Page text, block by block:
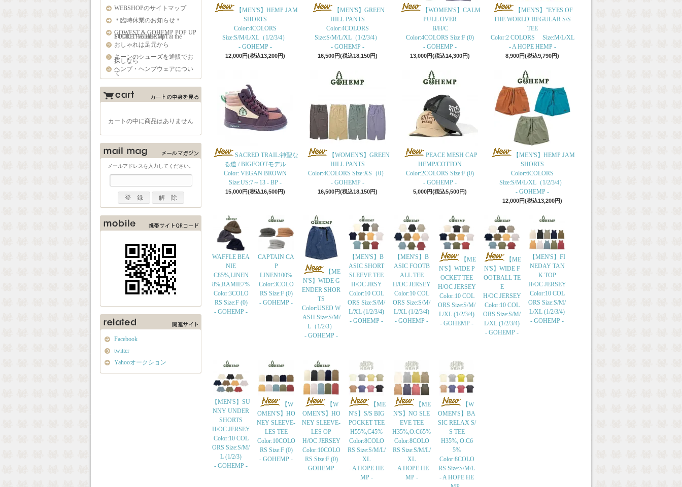
WEBSHOPのサイトマップ
＊臨時休業のお知らせ＊
GOWEST & GOHEMP POP UP
STORE "Volume Up" at the FOOL THE HERMIT
おしゃれは足元から
キーンのシューズを通販でお
探しなら
ヘンプ・ヘンプウェアについ
て
カートの中に商品はありません
メールアドレスを入力してください。
Facebook
twitter
Yahooオークション
【MEN'S】HEMP JAM
SHORTS
Color:4COLORS
Size:S/M/L/XL（1/2/3/4）
- GOHEMP -
12,000円(税込13,200円)
【MEN'S】GREEN
HILL PANTS
Color:4COLORS
Size:S/M/L/XL（1/2/3/4）
- GOHEMP -
16,500円(税込18,150円)
【WOMEN'S】CALM
PULL OVER
B/H/C
Color:4COLORS Size:F (0)
- GOHEMP -
13,000円(税込14,300円)
【MEN'S】"EYES OF
THE WORLD"REGULAR S/S
TEE
Color:2 COLORS Size:M/L/XL
- A HOPE HEMP -
8,900円(税込9,790円)
SACRED TRAIL:神聖な
る道 / BIGFOOTモデル
Color: VEGAN BROWN
Size:US:7～13 - BP -
15,000円(税込16,500円)
【WOMEN'S】GREEN
HILL PANTS
Color:4COLORS Size:XS（0）
- GOHEMP -
16,500円(税込18,150円)
PEACE MESH CAP
HEMP/COTTON
Color:2COLORS Size:F (0)
- GOHEMP -
5,000円(税込5,500円)
【MEN'S】HEMP JAM
SHORTS
Color:6COLORS
Size:S/M/L/XL（1/2/3/4）
- GOHEMP -
12,000円(税込13,200円)
WAFFLE BEA
NIE
C85%,LINEN
8%,RAMIE7%
Color:3COLO
RS Size:F (0)
- GOHEMP -
CAPTAIN CA
P
LINEN100%
Color:3COLO
RS Size:F (0)
- GOHEMP -
【ME
N'S】WIDE G
ENDER SHOR
TS
Color:USED W
ASH Size:S/M/
L（1/2/3）
- GOHEMP -
【MEN'S】B
ASIC SHORT
SLEEVE TEE
H/OC JRSY
Color:10 COL
ORS Size:S/M/
L/XL (1/2/3/4)
- GOHEMP -
【MEN'S】B
ASIC FOOTB
ALL TEE
H/OC JERSEY
Color:10 COL
ORS Size:S/M/
L/XL (1/2/3/4)
- GOHEMP -
【ME
N'S】WIDE P
OCKET TEE
H/OC JERSEY
Color:10 COL
ORS Size:S/M/
L/XL (1/2/3/4)
- GOHEMP -
【ME
N'S】WIDE F
OOTBALL TE
E
H/OC JERSEY
Color:10 COL
ORS Size:S/M/
L/XL (1/2/3/4)
- GOHEMP -
【MEN'S】FI
NEDAY TAN
K TOP
H/OC JERSEY
Color:10 COL
ORS Size:S/M/
L/XL (1/2/3/4)
- GOHEMP -
【MEN'S】SU
NNY UNDER
SHORTS
H/OC JERSEY
Color:10 COL
ORS Size:S/M/
L (1/2/3)
- GOHEMP -
【W
OMEN'S】HO
NEY SLEEVE-
LES TEE
Color:10COLO
RS Size:F (0)
- GOHEMP -
【W
OMEN'S】HO
NEY SLEEVE-
LES OP
H/OC JERSEY
Color:10COLO
RS Size:F (0)
- GOHEMP -
【ME
N'S】S/S BIG
POCKET TEE
H55%,C45%
Color:8COLO
RS Size:S/M/L/
XL
- A HOPE HE
MP -
【ME
N'S】NO SLE
EVE TEE
H35%,O.C65%
Color:8COLO
RS Size:S/M/L/
XL
- A HOPE HE
MP -
【W
OMEN'S】BA
SIC RELAX S/
S TEE
H35%, O.C6
5%
Color:8COLO
RS Size:S/M/L
- A HOPE HE